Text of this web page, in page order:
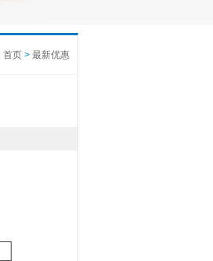
首页 > 最新优惠